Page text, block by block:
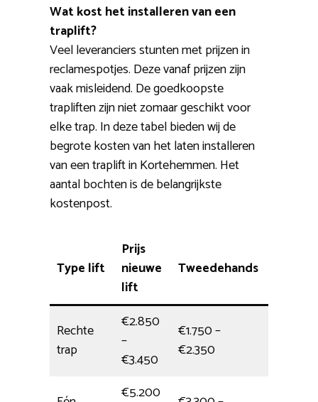
Wat kost het installeren van een
traplift?
Veel leveranciers stunten met prijzen in
reclamespotjes. Deze vanaf prijzen zijn
vaak misleidend. De goedkoopste
trapliften zijn niet zomaar geschikt voor
elke trap. In deze tabel bieden wij de
begrote kosten van het laten installeren
van een traplift in Kortehemmen. Het
aantal bochten is de belangrijkste
kostenpost.
Type lift
Prijs
nieuwe
lift
Tweedehands
Rechte
trap
€2.850
–
€3.450
€1.750 –
€2.350
€5.200